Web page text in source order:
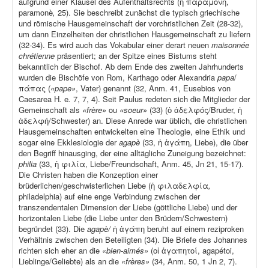
paramonè, 25). Sie beschreibt zunächst die typisch griechische
und römische Hausgemeinschaft der vorchristlichen Zeit (28-32),
um dann Einzelheiten der christlichen Hausgemeinschaft zu liefern
(32-34). Es wird auch das Vokabular einer derart neuen maisonnée
chrétienne präsentiert; an der Spitze eines Bistums steht
bekanntlich der Bischof. Ab dem Ende des zweiten Jahrhunderts
wurden die Bischöfe von Rom, Karthago oder Alexandria papa/
πάπας («pape», Vater) genannt (32, Anm. 41, Eusebios von
Caesarea H. e. 7, 7, 4). Seit Paulus redeten sich die Mitglieder der
Gemeinschaft als «frère» ou «soeur» (33) (ὁ ἀδελφός/Bruder, ἡ
ἀδελφή/Schwester) an. Diese Anrede war üblich, die christlichen
Hausgemeinschaften entwickelten eine Theologie, eine Ethik und
sogar eine Ekklesiologie deragapè (33, ἡ ἀγάπη, Liebe), die über
den Begriff hinausging, der eine alltägliche Zuneigung bezeichnet:
philia (33, ἡ φιλία, Liebe/Freundschaft, Anm. 45, Jn 21, 15-17).
Die Christen haben die Konzeption einer
brüderlichen/geschwisterlichen Liebe (ἡ φιλαδελφία,
philadelphia) auf eine enge Verbindung zwischen der
transzendentalen Dimension der Liebe (göttliche Liebe) und der
horizontalen Liebe (die Liebe unter den Brüdern/Schwestern)
begründet (33). Die agapè/ἡ ἀγάπη beruht auf einem reziproken
Verhältnis zwischen den Beteiligten (34). Die Briefe des Johannes
richten sich eher an die «bien-aimés» (οἱ ἀγαπητοί, agapétoi,
Lieblinge/Geliebte) als an die «frères» (34, Anm. 50, 1 Jn 2, 7).